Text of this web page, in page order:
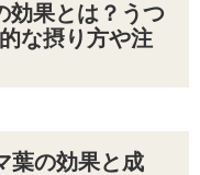
効果とは？うつ
な摂り方や注
葉の効果と成